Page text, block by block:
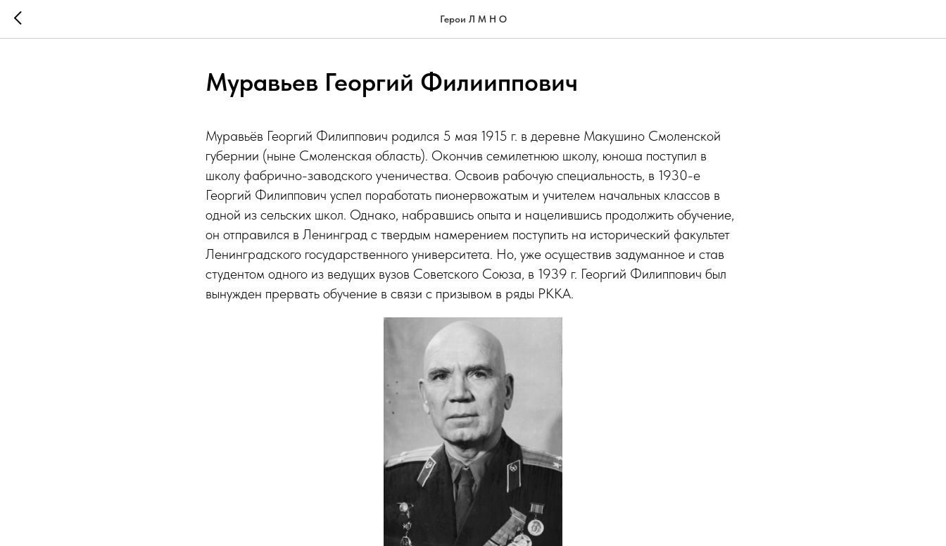
Герои Л М Н О
Муравьев Георгий Филииппович
Муравьёв Георгий Филиппович родился 5 мая 1915 г. в деревне Макушино Смоленской
губернии (ныне Смоленская область). Окончив семилетнюю школу, юноша поступил в
школу фабрично-заводского ученичества. Освоив рабочую специальность, в 1930-е
Георгий Филиппович успел поработать пионервожатым и учителем начальных классов в
одной из сельских школ. Однако, набравшись опыта и нацелившись продолжить обучение,
он отправился в Ленинград с твердым намерением поступить на исторический факультет
Ленинградского государственного университета. Но, уже осуществив задуманное и став
студентом одного из ведущих вузов Советского Союза, в 1939 г. Георгий Филиппович был
вынужден прервать обучение в связи с призывом в ряды РККА.